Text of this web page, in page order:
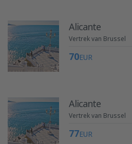
Alicante
Vertrek van Brussel
70EUR
Alicante
Vertrek van Brussel
77EUR